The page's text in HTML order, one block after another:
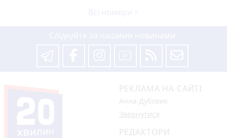
РЕКЛАМА НА САЙТІ
Анна Дубовик
Звернутися
РЕДАКТОРИ